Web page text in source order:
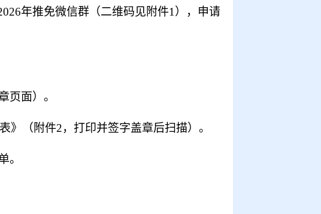
年推免微信群 （二维码见附件1 ）
，申请
页面）。
》（附件2，打印并签字盖章后扫描）。
。